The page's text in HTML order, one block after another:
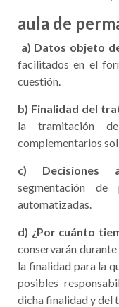
aula de
a) Datos objeto
facilitados en el
cuestión.
b) Finalidad del
la tramitación
complementarios
c) Decisiones
segmentación
automatizadas.
d) ¿Por cuánto
conservarán
la finalidad para la
posibles
dicha finalidad y del